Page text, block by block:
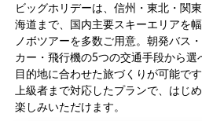
ビッグホリデーは、信州・東北・関
海道まで、国内主要スキーエリアを
ノボツアーを多数ご用意。朝発バス
カー・飛行機の5つの交通手段から
目的地に合わせた旅づくりが可能で
上級者まで対応したプランで、はじ
楽しみいただけます。